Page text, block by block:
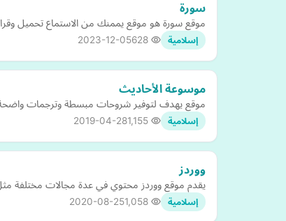
سورة
موقع سورة هو موقع يممنك من الاستماع تحميل
إسلامية 2023-12-05
موسوعة الأحاديث
موقع يهدف لتوفير شروحات مبسطة وترجمات واضحة
إسلامية 2019-04-28
ووردز
يقدم موقع ووردز محتوي في عدة مجالات مختلفة مثل
إسلامية 2020-08-25